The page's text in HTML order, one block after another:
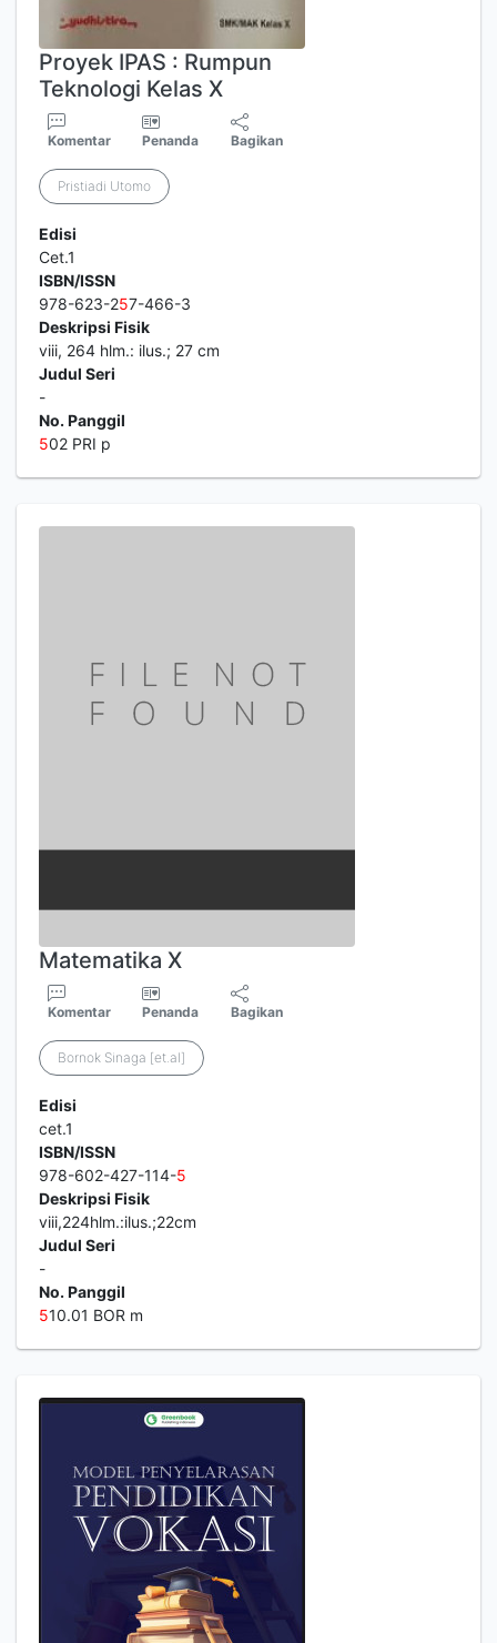
Proyek IPAS : Rumpun
Teknologi Kelas X
Komentar Penanda Bagikan
Pristiadi Utomo
Edisi
Cet.1
ISBN/ISSN
978-623-257-466-3
Deskripsi Fisik
viii, 264 hlm.: ilus.; 27 cm
Judul Seri
-
No. Panggil
502 PRI p
Matematika X
Komentar Penanda Bagikan
Bornok Sinaga [et.al]
Edisi
cet.1
ISBN/ISSN
978-602-427-114-5
Deskripsi Fisik
viii,224hlm.:ilus.;22cm
Judul Seri
-
No. Panggil
510.01 BOR m